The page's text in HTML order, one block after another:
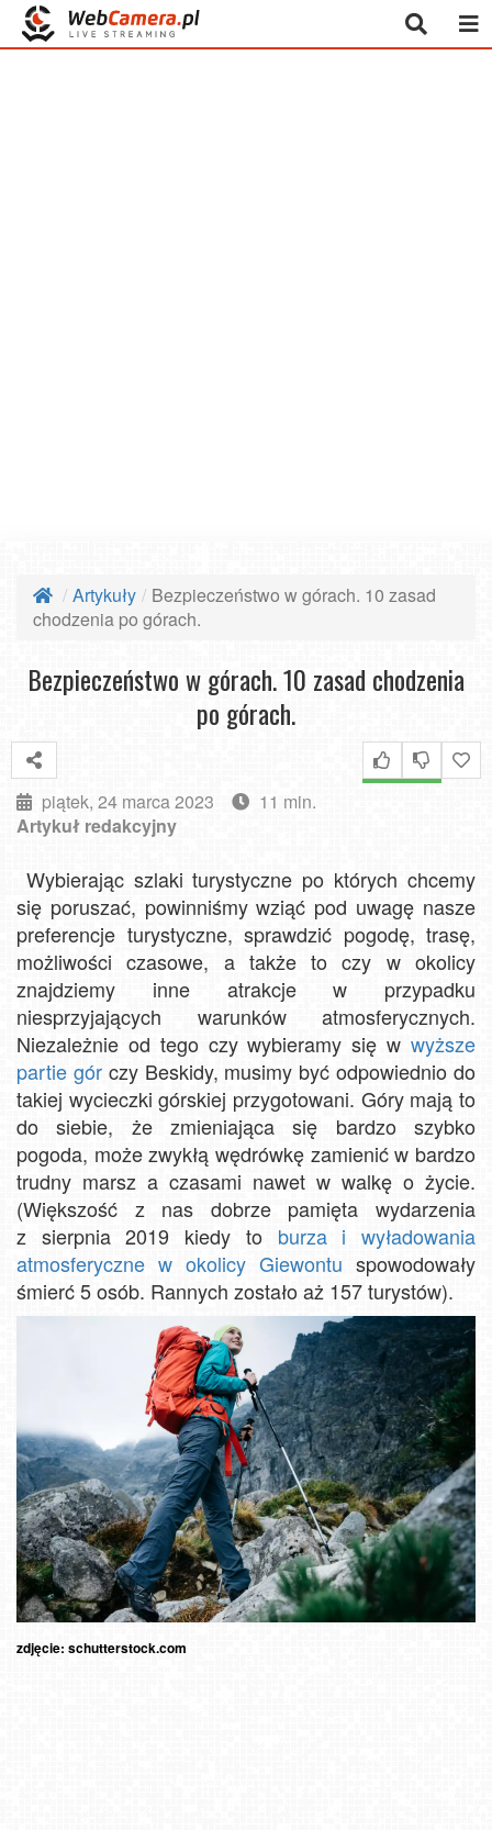
Artykuły
Bezpieczeństwo w górach. 10 zasad
chodzenia po górach.
Bezpieczeństwo w górach. 10 zasad chodzenia
po górach.
piątek, 24 marca 2023
11 min.
Artykuł redakcyjny
Wybierając szlaki turystyczne po których chcemy
się poruszać, powinniśmy wziąć pod uwagę nasze
preferencje turystyczne, sprawdzić pogodę, trasę,
możliwości czasowe, a także to czy w okolicy
znajdziemy inne atrakcje w przypadku
niesprzyjających warunków atmosferycznych.
Niezależnie od tego czy wybieramy się w wyższe
partie gór czy Beskidy, musimy być odpowiednio do
takiej wycieczki górskiej przygotowani. Góry mają to
do siebie, że zmieniająca się bardzo szybko
pogoda, może zwykłą wędrówkę zamienić w bardzo
trudny marsz a czasami nawet w walkę o życie.
(Większość z nas dobrze pamięta wydarzenia
z sierpnia 2019 kiedy to burza i wyładowania
atmosferyczne w okolicy Giewontu spowodowały
śmierć 5 osób. Rannych zostało aż 157 turystów).
zdjęcie: schutterstock.com